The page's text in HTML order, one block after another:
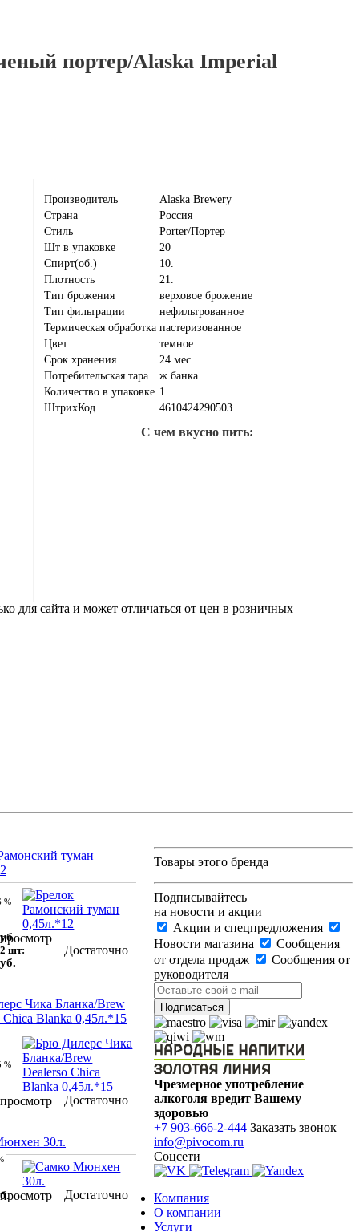
портер/Alaska Imperial
Производитель
Alaska Brewery
Страна
Россия
Стиль
Porter/Портер
Шт в упаковке
20
Спирт(об.)
10.
Плотность
21.
Тип брожения
верховое брожение
Тип фильтрации
нефильтрованное
Термическая обработка пастеризованное
Цвет
темное
Срок хранения
24 мес.
Потребительская тара
ж.банка
Количество в упаковке 1
ШтрихКод
4610424290503
С чем вкусно пить:
для сайта и может отличаться от цен в розничных
туман
%
шт: Достаточно
Чика Бланка/Brew
Chica Blanka 0,45л.*15
%
Достаточно
Товары этого бренда
30л.
Достаточно
Подписывайтесь
на новости и акции
Акции и спецпредложения
Новости магазина
Сообщения
от отдела продаж
Сообщения от
руководителя
Чрезмерное употребление
алкоголя вредит Вашему
здоровью
+7 903-666-2-444 Заказать звонок
info@pivocom.ru
Соцсети
Компания
О компании
Услуги